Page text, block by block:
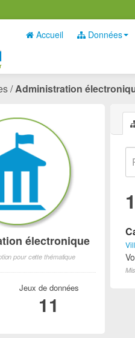
Accueil Données
Administration
électronique
pour cette thématique
Jeux de données
11